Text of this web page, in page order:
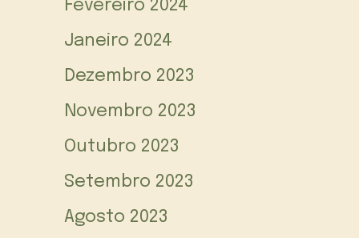
Fevereiro 2024
Janeiro 2024
Dezembro 2023
Novembro 2023
Outubro 2023
Setembro 2023
Agosto 2023